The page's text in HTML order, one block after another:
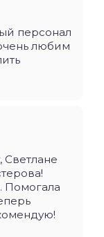
персонал
любим
Светлане
Помогала